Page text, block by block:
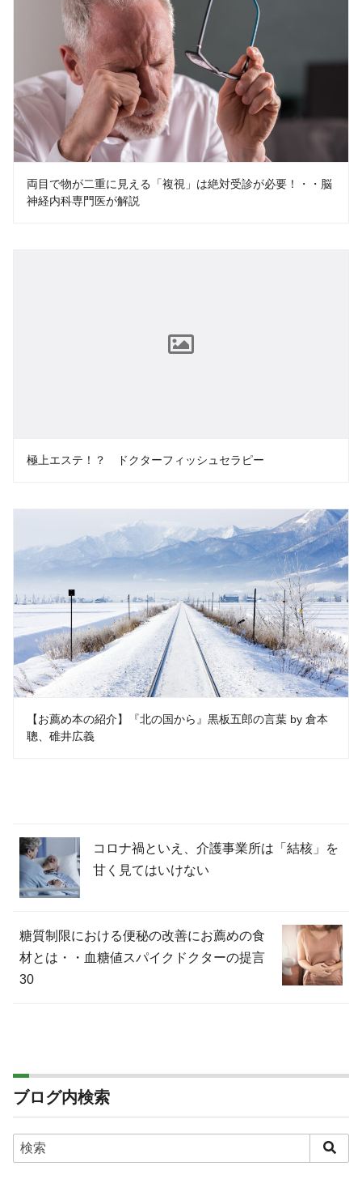
両目で物が二重に見える「複視」は絶対受診が必要！・・脳
神経内科専門医が解説
極上エステ！？ ドクターフィッシュセラピー
【お薦め本の紹介】『北の国から』黒板五郎の言葉 by 倉本
聰、碓井広義
コロナ禍といえ、介護事業所は「結核」を
甘く見てはいけない
糖質制限における便秘の改善にお薦めの食
材とは・・血糖値スパイクドクターの提言
30
ブログ内検索